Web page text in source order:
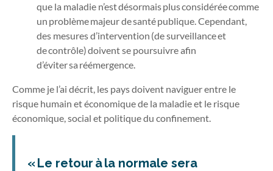
que la maladie n’est désormais plus considérée comme
un problème majeur de santé publique. Cependant,
des mesures d’intervention (de surveillance et
de contrôle) doivent se poursuivre afin
d’éviter sa réémergence.
Comme je l’ai décrit, les pays doivent naviguer entre le
risque humain et économique de la maladie et le risque
économique, social et politique du confinement.
« Le retour à la normale sera